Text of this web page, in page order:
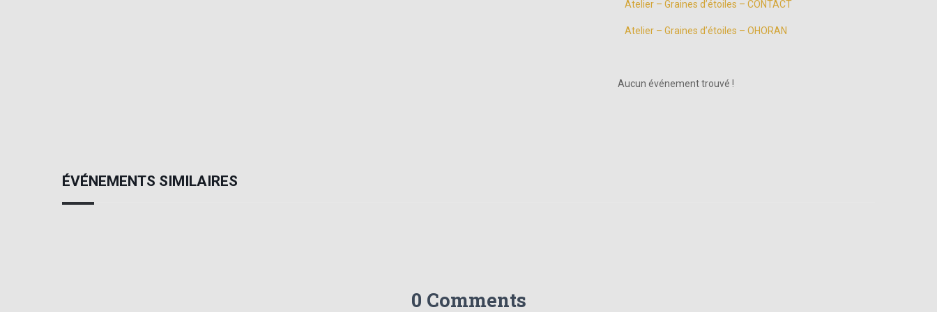
Atelier – Graines d’étoiles – CONTACT
Atelier – Graines d’étoiles – OHORAN
Aucun événement trouvé !
ÉVÉNEMENTS SIMILAIRES
0 Comments